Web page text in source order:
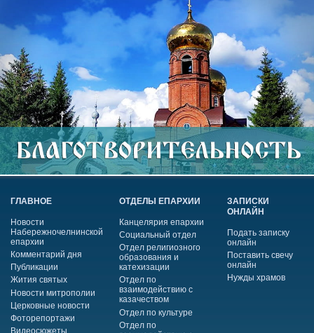
ГЛАВНОЕ
Новости
Набережночелнинской
епархии
Комментарий дня
Публикации
Жития святых
Новости митрополии
Церковные новости
Фоторепортажи
Видеосюжеты
ОТДЕЛЫ ЕПАРХИИ
Канцелярия епархии
Социальный отдел
Отдел религиозного
образования и
катехизации
Отдел по
взаимодействию с
казачеством
Отдел по культуре
Отдел по
ЗАПИСКИ
ОНЛАЙН
Подать записку
онлайн
Поставить свечу
онлайн
Нужды храмов